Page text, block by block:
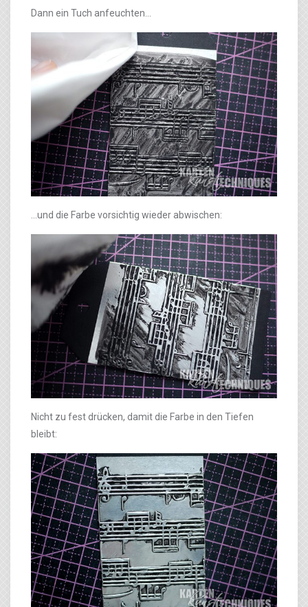
Dann ein Tuch anfeuchten…
…und die Farbe vorsichtig wieder abwischen:
Nicht zu fest drücken, damit die Farbe in den Tiefen
bleibt: